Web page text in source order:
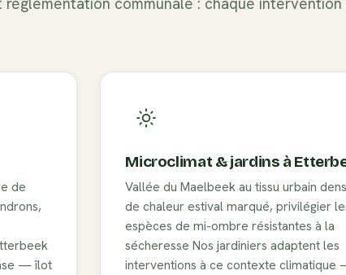
de
— îlot
Microclimat & jardins à
Vallée du Maelbeek au tissu urbain
de chaleur estival marqué, privilégier
espèces de mi-ombre résistantes à la
sécheresse Nos jardiniers adaptent les
interventions à ce contexte climatique